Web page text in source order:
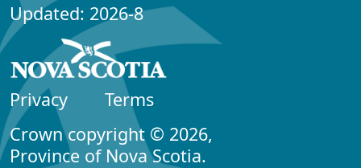
Updated: 2026-8
Privacy
Terms
Crown copyright © 2026,
Province of Nova Scotia.